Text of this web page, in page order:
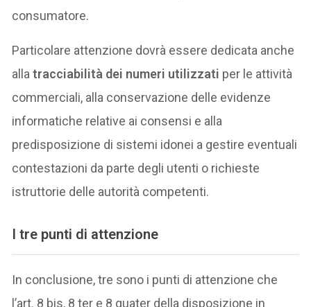
consumatore.
Particolare attenzione dovrà essere dedicata anche
allatracciabilità dei numeri utilizzati per le attività
commerciali, alla conservazione delle evidenze
informatiche relative ai consensi e alla
predisposizione di sistemi idonei a gestire eventuali
contestazioni da parte degli utenti o richieste
istruttorie delle autorità competenti.
I tre punti di attenzione
In conclusione, tre sono i punti di attenzione che
l’art. 8 bis, 8 ter e 8 quater della disposizione in